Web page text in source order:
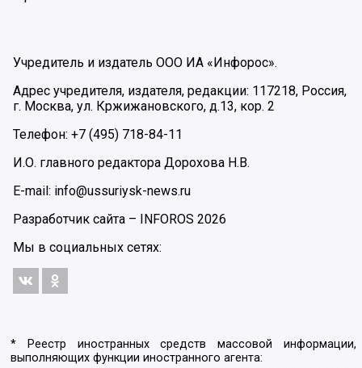
Учредитель и издатель ООО ИА «Инфорос».
Адрес учредителя, издателя, редакции: 117218, Россия,
г. Москва, ул. Кржижановского, д.13, кор. 2
Телефон: +7 (495) 718-84-11
И.О. главного редактора Дорохова Н.В.
E-mail: info@ussuriysk-news.ru
Разработчик сайта –
INFOROS 2026
Мы в социальных сетях:
* Реестр иностранных средств массовой информации,
выполняющих функции иностранного агента: